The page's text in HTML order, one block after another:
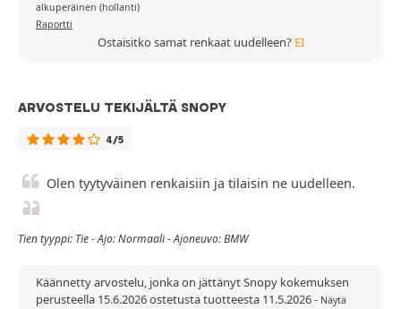
alkuperäinen (hollanti)
Raportti
Ostaisitko samat renkaat uudelleen? EI
ARVOSTELU TEKIJÄLTÄ SNOPY
4/5
Olen tyytyväinen renkaisiin ja tilaisin ne uudelleen.
Tien tyyppi: Tie - Ajo: Normaali - Ajoneuvo: BMW
Käännetty arvostelu, jonka on jättänyt Snopy kokemuksen
perusteella 15.6.2026 ostetusta tuotteesta 11.5.2026- Näytä